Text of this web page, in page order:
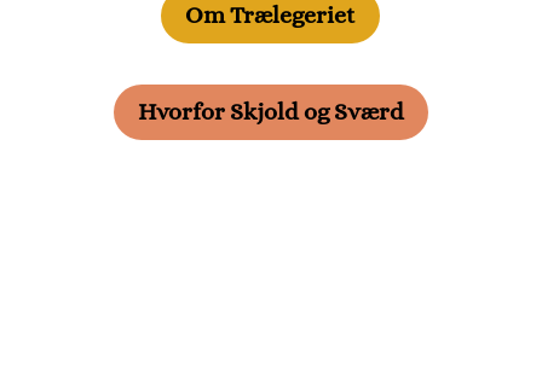
Om Trælegeriet
Hvorfor Skjold og Sværd